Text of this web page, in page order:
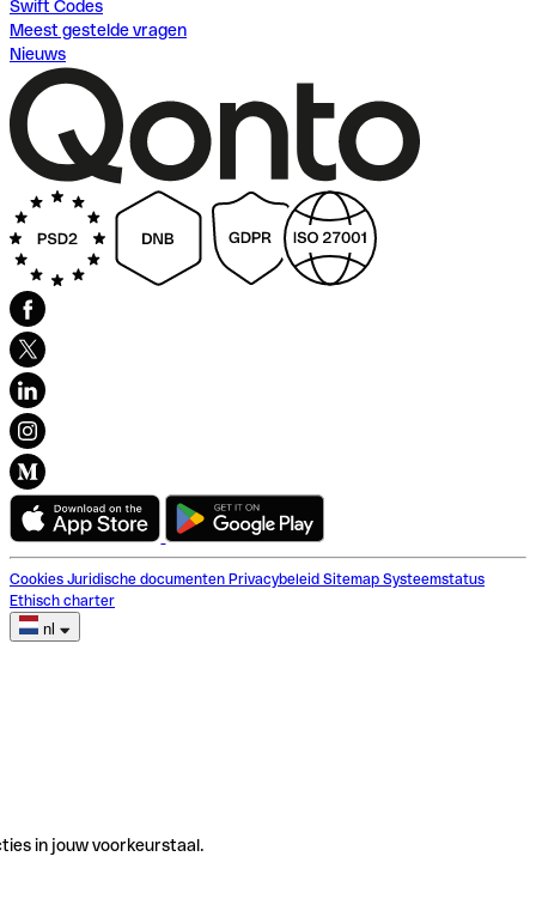
Swift Codes
Meest gestelde vragen
Nieuws
Cookies Juridische documenten Privacybeleid Sitemap Systeemstatus
Ethisch charter
nl
in jouw voorkeurstaal.